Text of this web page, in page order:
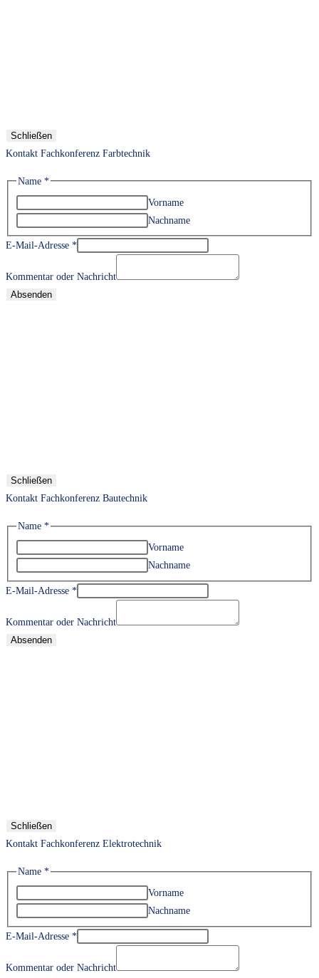
Schließen
Kontakt Fachkonferenz Farbtechnik
Name *
Vorname
Nachname
E-Mail-Adresse *
Kommentar oder Nachricht
Absenden
Schließen
Kontakt Fachkonferenz Bautechnik
Name *
Vorname
Nachname
E-Mail-Adresse *
Kommentar oder Nachricht
Absenden
Schließen
Kontakt Fachkonferenz Elektrotechnik
Name *
Vorname
Nachname
E-Mail-Adresse *
Kommentar oder Nachricht